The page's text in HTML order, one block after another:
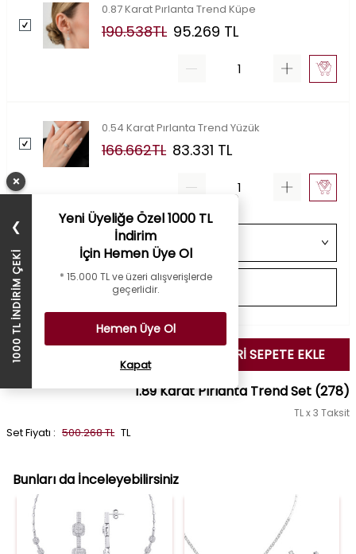
0.87 Karat Pırlanta Trend Küpe
190.538TL 95.269 TL
0.54 Karat Pırlanta Trend Yüzük
166.662TL 83.331 TL
SEÇİLENLERİ SEPETE EKLE
1.89 Karat Pırlanta Trend Set (278)
TL x 3 Taksit
Set Fiyatı : 500.268 TL TL
Bunları da İnceleyebilirsiniz
×
❯
1000 TL İNDİRİM ÇEKİ
Yeni Üyeliğe Özel 1000 TL
İndirim
İçin Hemen Üye Ol
* 15.000 TL ve üzeri alışverişlerde
geçerlidir.
Hemen Üye Ol
Kapat